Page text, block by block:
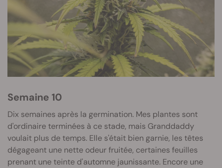
Semaine 10
Dix semaines après la germination. Mes plantes sont
d'ordinaire terminées à ce stade, mais Granddaddy
voulait plus de temps. Elle s'était bien garnie, les têtes
dégageant une nette odeur fruitée, certaines feuilles
prenant une teinte d'automne jaunissante. Encore une